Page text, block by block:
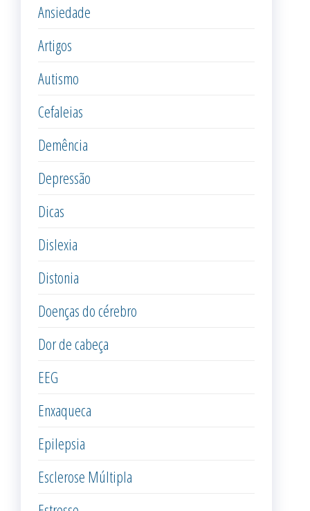
Ansiedade
Artigos
Autismo
Cefaleias
Demência
Depressão
Dicas
Dislexia
Distonia
Doenças do cérebro
Dor de cabeça
EEG
Enxaqueca
Epilepsia
Esclerose Múltipla